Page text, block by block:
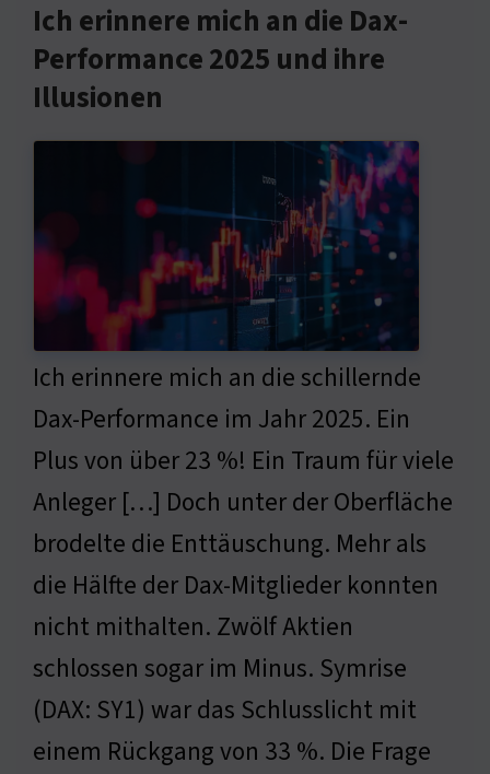
Ich erinnere mich an die Dax-
Performance 2025 und ihre
Illusionen
Ich erinnere mich an die schillernde
Dax-Performance im Jahr 2025. Ein
Plus von über 23 %! Ein Traum für viele
Anleger […] Doch unter der Oberfläche
brodelte die Enttäuschung. Mehr als
die Hälfte der Dax-Mitglieder konnten
nicht mithalten. Zwölf Aktien
schlossen sogar im Minus. Symrise
(DAX: SY1) war das Schlusslicht mit
einem Rückgang von 33 %. Die Frage